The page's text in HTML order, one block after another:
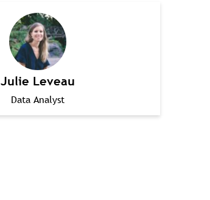
Julie Leveau
Data Analyst